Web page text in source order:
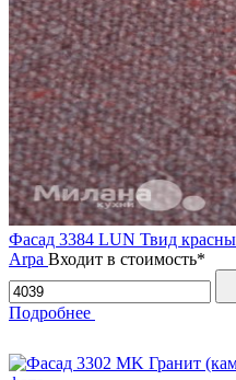
Фасад 3384 LUN Твид
Arpa Входит в стоимость*
Подробнее